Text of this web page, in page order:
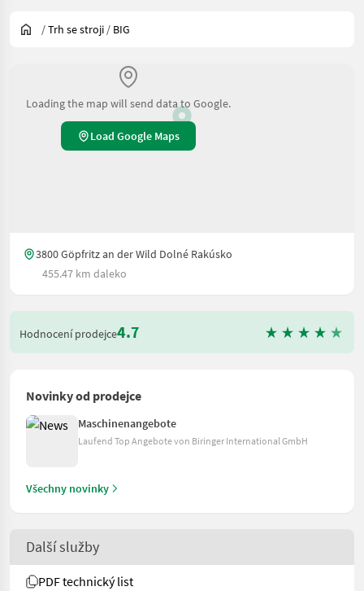
/Trh se stroji / BIG
Loading the map will send data to Google.
Load Google Maps
3800 Göpfritz an der Wild Dolné Rakúsko
455.47 km daleko
Hodnocení prodejce4.7
Novinky od prodejce
Maschinenangebote
Laufend Top Angebote von Biringer International GmbH
Všechny novinky
Další služby
PDF technický list